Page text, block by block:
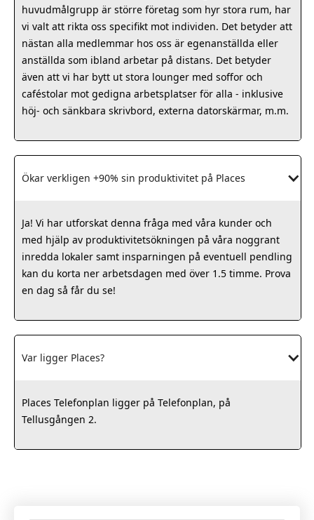
huvudmålgrupp är större företag som hyr stora rum, har
vi valt att rikta oss specifikt mot individen. Det betyder att
nästan alla medlemmar hos oss är egenanställda eller
anställda som ibland arbetar på distans. Det betyder
även att vi har bytt ut stora lounger med soffor och
caféstolar mot gedigna arbetsplatser för alla - inklusive
höj- och sänkbara skrivbord, externa datorskärmar, m.m.
Ökar verkligen +90% sin produktivitet på Places
Ja! Vi har utforskat denna fråga med våra kunder och
med hjälp av produktivitetsökningen på våra noggrant
inredda lokaler samt insparningen på eventuell pendling
kan du korta ner arbetsdagen med över 1.5 timme. Prova
en dag så får du se!
Var ligger Places?
Places Telefonplan ligger på Telefonplan, på
Tellusgången 2.